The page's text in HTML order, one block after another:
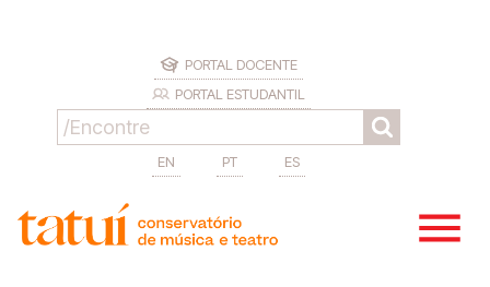
PORTAL DOCENTE
PORTAL ESTUDANTIL
EN PT ES